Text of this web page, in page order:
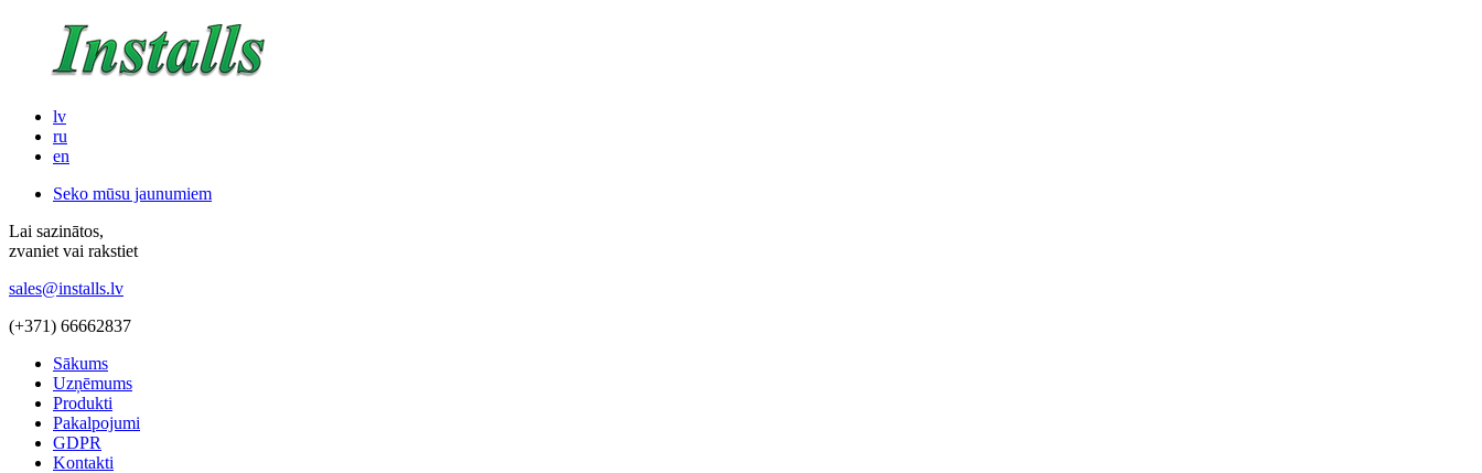
lv
ru
en
Seko mūsu jaunumiem
Lai sazinātos,
zvaniet vai rakstiet
sales@installs.lv
(+371) 66662837
Sākums
Uzņēmums
Produkti
Pakalpojumi
GDPR
Kontakti